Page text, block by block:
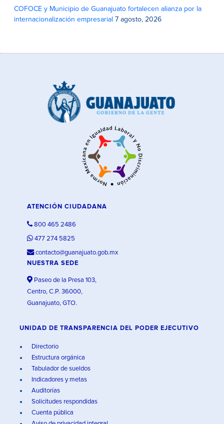
COFOCE y Municipio de Guanajuato fortalecen alianza por la
internacionalización empresarial 7 agosto, 2026
ATENCIÓN CIUDADANA
800 465 2486
477 274 5825
contacto@guanajuato.gob.mx
NUESTRA SEDE
Paseo de la Presa 103,
Centro, C.P. 36000,
Guanajuato, GTO.
UNIDAD DE TRANSPARENCIA DEL PODER EJECUTIVO
Directorio
Estructura orgánica
Tabulador de sueldos
Indicadores y metas
Auditorías
Solicitudes respondidas
Cuenta pública